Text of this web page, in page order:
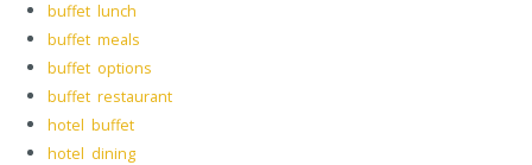
buffet lunch
buffet meals
buffet options
buffet restaurant
hotel buffet
hotel dining